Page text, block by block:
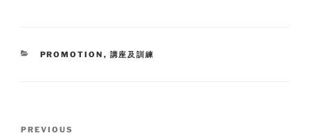
CATEGORIES
PROMOTION , 講座及訓練
PREVIOUS